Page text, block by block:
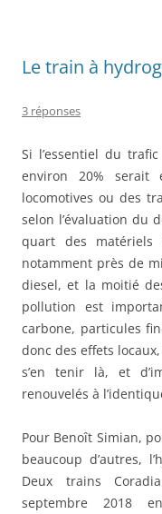
o
k
Le train à
3 réponses
Si l’essentiel du
environ 20% serait
locomotives ou des
selon l’évaluation du
quart des matériels
notamment près de
diesel, et la moitié
pollution est
carbone, particules
donc des effets
s’en tenir là, et
renouvelés à
Pour Benoît Simian,
beaucoup d’autres,
Deux trains
septembre 2018